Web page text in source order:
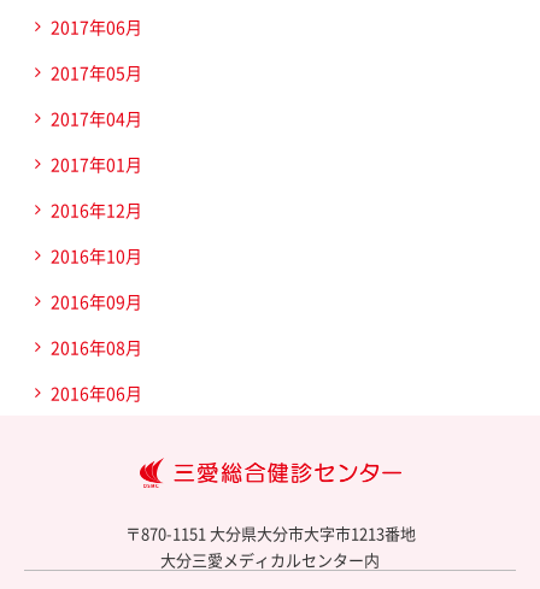
2017年06月
2017年05月
2017年04月
2017年01月
2016年12月
2016年10月
2016年09月
2016年08月
2016年06月
〒870-1151 大分県大分市大字市1213番地
大分三愛メディカルセンター内